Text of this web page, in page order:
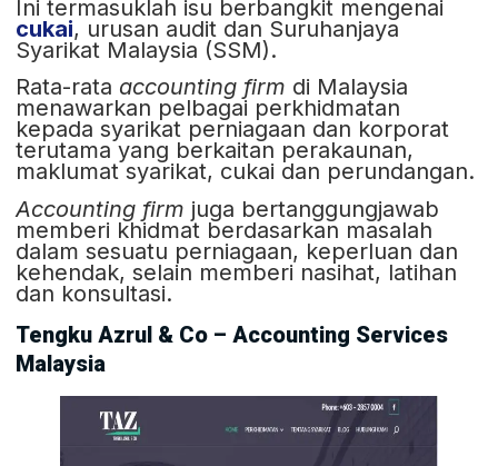
Ini termasuklah isu berbangkit mengenai
cukai, urusan audit dan Suruhanjaya
Syarikat Malaysia (SSM).
Rata-rata accounting firm di Malaysia
menawarkan pelbagai perkhidmatan
kepada syarikat perniagaan dan korporat
terutama yang berkaitan perakaunan,
maklumat syarikat, cukai dan perundangan.
Accounting firm juga bertanggungjawab
memberi khidmat berdasarkan masalah
dalam sesuatu perniagaan, keperluan dan
kehendak, selain memberi nasihat, latihan
dan konsultasi.
Tengku Azrul & Co – Accounting Services
Malaysia